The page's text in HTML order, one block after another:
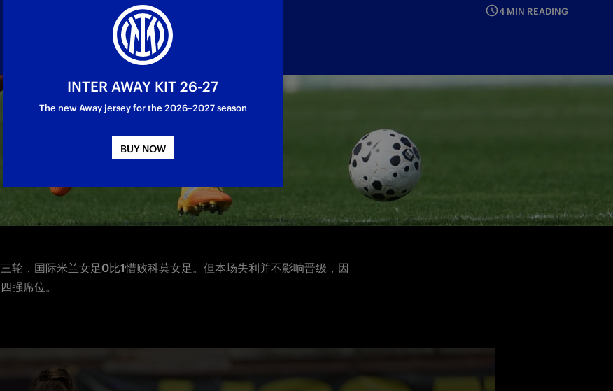
4 MIN READING
轮，国际米兰女足0比1惜败科莫女足。但本场失利并不影响晋级，因
强席位。
INTER AWAY KIT 26-27
The new Away jersey for the 2026–2027 season
BUY NOW